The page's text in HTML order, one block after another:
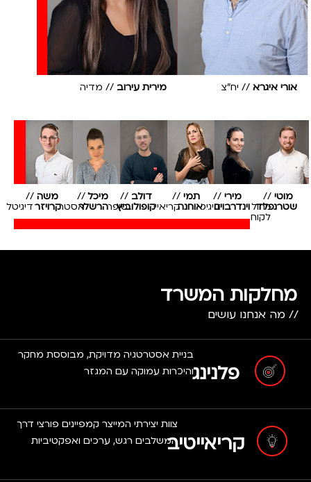
אורי איגרא // יח"צ מירית עירוב // מדיה
מוטי
שטרנפלד
//
ניהול
לקוח
מירי
וינדרבוים
//
דיגיטל
תמי
אוחנה
//
קריאייטיב
דולב
קופולוביץ
//
סופרוויזר
מיכל
הרשלר
//
אסטרטגיה
משה
קרויזר
//
דיגיטל
מחלקות המשרד
// מה אנחנו עושים
פלנינג
בניית אסטרטגיה מדויקת, מבוססת מחקר
והיכרות עמוקה עם המגזר
קריאייטיב
צוות יצירתי המייצר קמפיינים פורצי דרך
המשלבים רגש, ערכים ואפקטיביות